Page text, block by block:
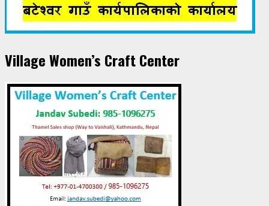
Village Women’s Craft Center